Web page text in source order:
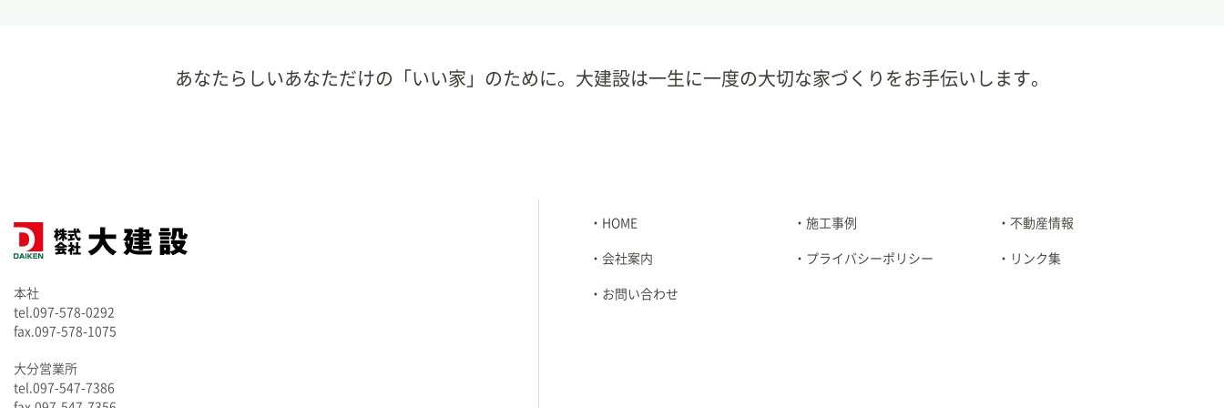
あなたらしいあなただけの「いい家」のために。大建設は一生に一度の大切な家づくりをお手伝いします。
本社
tel.097-578-0292
fax.097-578-1075
大分営業所
tel.097-547-7386
HOME 施工事例 不動産情報
会社案内 プライバシーポリシー リンク集
お問い合わせ